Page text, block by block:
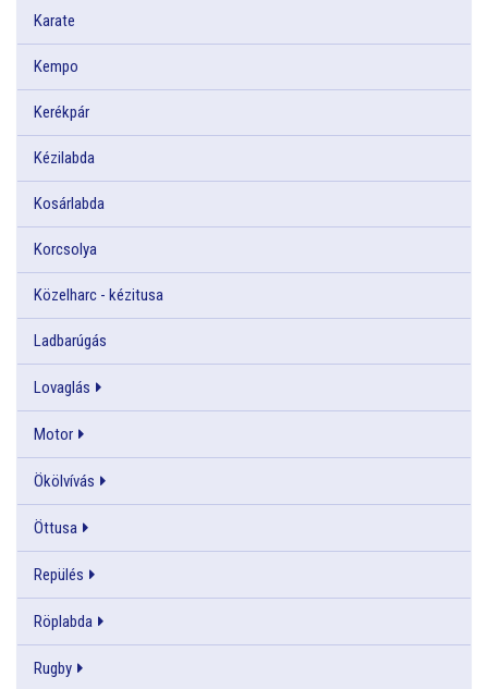
Karate
Kempo
Kerékpár
Kézilabda
Kosárlabda
Korcsolya
Közelharc - kézitusa
Ladbarúgás
Lovaglás
Motor
Ökölvívás
Öttusa
Repülés
Röplabda
Rugby